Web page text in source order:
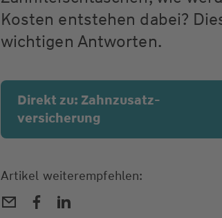
Kosten entstehen dabei?
wichtigen Antworten.
Direkt zu: Zahnzusatz­
versicherung
Artikel weiterempfehlen: